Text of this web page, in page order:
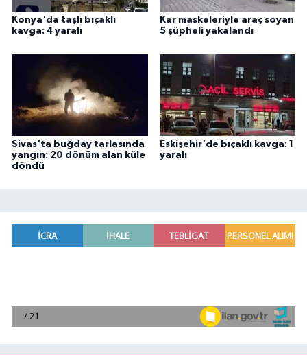
Konya'da taşlı bıçaklı
kavga: 4 yaralı
Kar maskeleriyle araç soyan
5 şüpheli yakalandı
Sivas'ta buğday tarlasında
yangın: 20 dönüm alan küle
döndü
Eskişehir'de bıçaklı kavga: 1
yaralı